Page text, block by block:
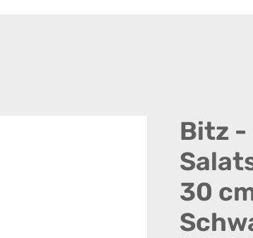
Bitz -
30